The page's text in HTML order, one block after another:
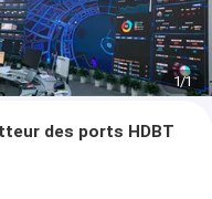
1/1
des ports HDBT